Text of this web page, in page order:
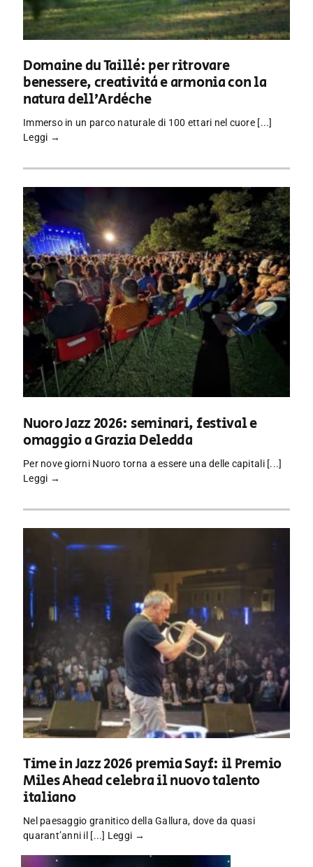
Domaine du Taillé: per ritrovare
benessere, creatività e armonia con la
natura dell’Ardèche
Immerso in un parco naturale di 100 ettari nel cuore [...]
Leggi →
Nuoro Jazz 2026: seminari, festival e
omaggio a Grazia Deledda
Per nove giorni Nuoro torna a essere una delle capitali [...]
Leggi →
Time in Jazz 2026 premia Sayf: il Premio
Miles Ahead celebra il nuovo talento
italiano
Nel paesaggio granitico della Gallura, dove da quasi
quarant’anni il [...] Leggi →